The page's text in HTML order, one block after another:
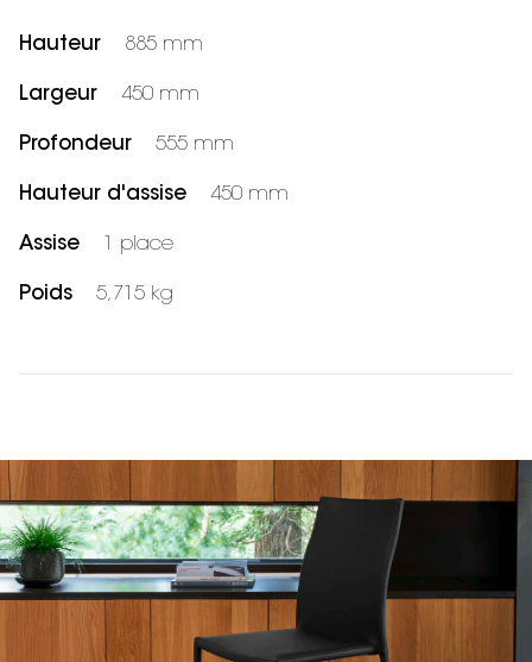
Hauteur 885 mm
Largeur 450 mm
Profondeur 555 mm
Hauteur d'assise 450 mm
Assise 1 place
Poids 5,715 kg